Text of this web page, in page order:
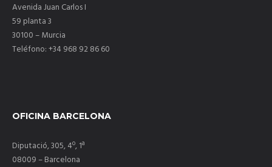
Avenida Juan Carlos I
59 planta 3
30100 – Murcia
Teléfono: +34 968 92 86 60
OFICINA BARCELONA
Diputació, 305, 4º, 1ª
08009 – Barcelona